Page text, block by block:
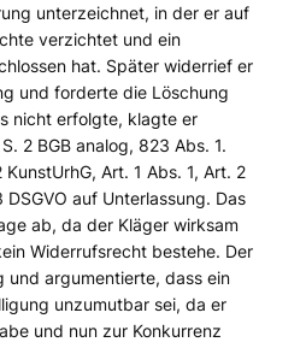
unterzeichnet, in der er auf
verzichtet und ein
hat. Später widerrief er
und forderte die Löschung
nicht erfolgte, klagte er
2 BGB analog, 823 Abs. 1.
KunstUrhG, Art. 1 Abs. 1, Art. 2
DSGVO auf Unterlassung. Das
ab, da der Kläger wirksam
Widerrufsrecht bestehe. Der
und argumentierte, dass ein
unzumutbar sei, da er
und nun zur Konkurrenz